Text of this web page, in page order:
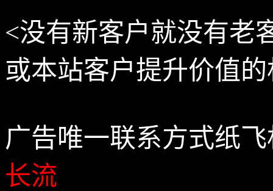
<没有新客户就没有老
或本站客户提升价值
广告唯一联系方式纸
长流